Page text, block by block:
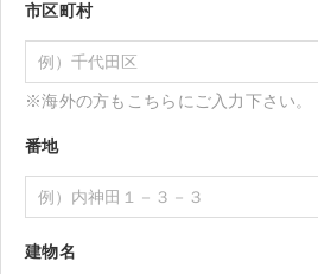
市区町村
※海外の方もこちらにご入力下さい。
番地
建物名